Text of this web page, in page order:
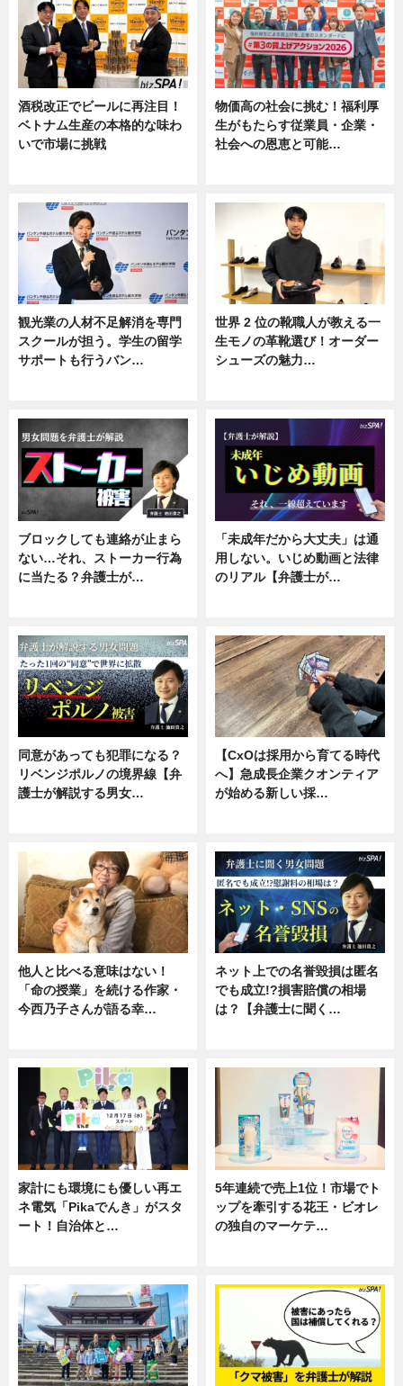
酒税改正でビールに再注目！
ベトナム生産の本格的な味わ
いで市場に挑戦
物価高の社会に挑む！福利厚
生がもたらす従業員・企業・
社会への恩恵と可能…
観光業の人材不足解消を専門
スクールが担う。学生の留学
サポートも行うバン…
世界 2 位の靴職人が教える一
生モノの革靴選び！オーダー
シューズの魅力…
ブロックしても連絡が止まら
ない…それ、ストーカー行為
に当たる？弁護士が…
「未成年だから大丈夫」は通
用しない。いじめ動画と法律
のリアル【弁護士が…
同意があっても犯罪になる？
リベンジポルノの境界線【弁
護士が解説する男女…
【CxOは採用から育てる時代
へ】急成長企業クオンティア
が始める新しい採…
他人と比べる意味はない！
「命の授業」を続ける作家・
今西乃子さんが語る幸…
ネット上での名誉毀損は匿名
でも成立!?損害賠償の相場
は？【弁護士に聞く…
家計にも環境にも優しい再エ
ネ電気「Pikaでんき」がスタ
ート！自治体と…
5年連続で売上1位！市場でト
ップを牽引する花王・ビオレ
の独自のマーケテ…